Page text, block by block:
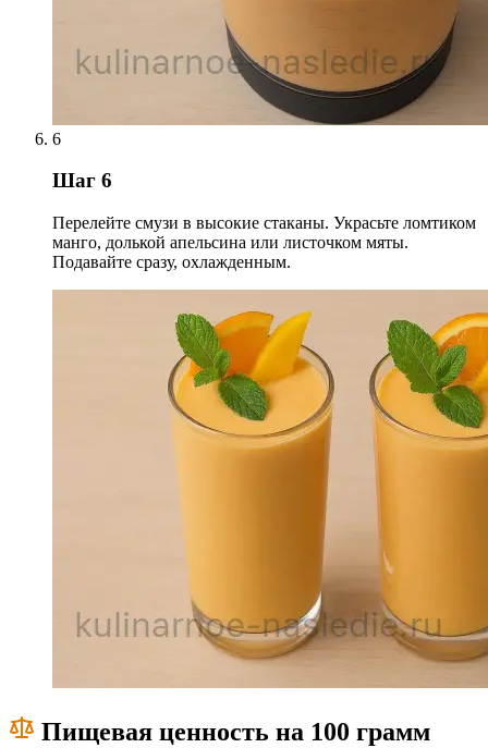
6
Шаг 6
Перелейте смузи в высокие стаканы. Украсьте ломтиком
манго, долькой апельсина или листочком мяты.
Подавайте сразу, охлажденным.
Пищевая ценность на 100 грамм